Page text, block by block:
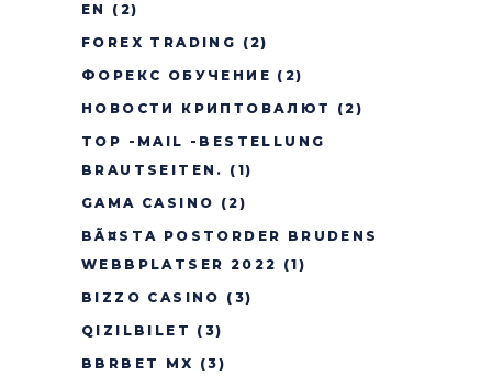
EN
(2)
FOREX TRADING (2)
ФОРЕКС ОБУЧЕНИЕ (2)
НОВОСТИ КРИПТОВАЛЮТ
(2)
TOP -MAIL -BESTELLUNG
BRAUTSEITEN. (1)
GAMA CASINO (2)
BÃ¤STA POSTORDER BRUDENS
WEBBPLATSER 2022 (1)
BIZZO CASINO (3)
QIZILBILET (3)
BBRBET MX (3)